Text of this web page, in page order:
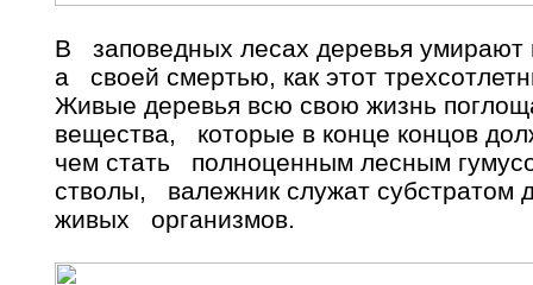
В заповедных лесах деревья умирают
а своей смертью, как этот
Живые деревья всю свою жизнь
вещества, которые в конце концов
чем стать полноценным лесным
стволы, валежник служат субстратом
живых организмов.